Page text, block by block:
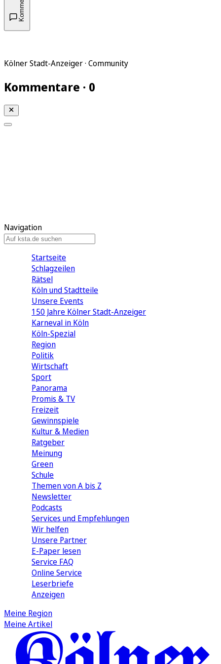
Kölner Stadt-Anzeiger · Community
Kommentare · 0
Navigation
Startseite
Schlagzeilen
Rätsel
Köln und Stadtteile
Unsere Events
150 Jahre Kölner Stadt-Anzeiger
Karneval in Köln
Köln-Spezial
Region
Politik
Wirtschaft
Sport
Panorama
Promis & TV
Freizeit
Gewinnspiele
Kultur & Medien
Ratgeber
Meinung
Green
Schule
Themen von A bis Z
Newsletter
Podcasts
Services und Empfehlungen
Wir helfen
Unsere Partner
E-Paper lesen
Service FAQ
Online Service
Leserbriefe
Anzeigen
Meine Region
Meine Artikel